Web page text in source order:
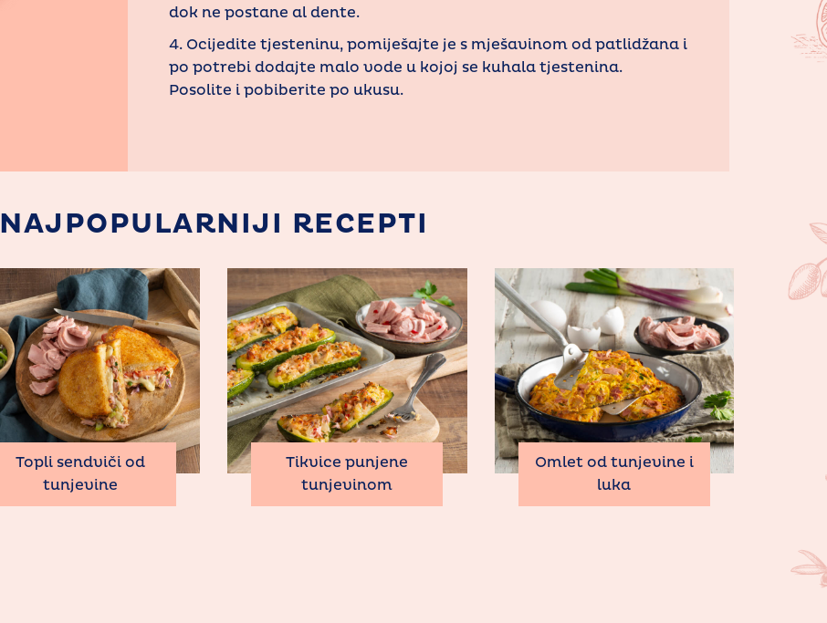
dok ne postane al dente.
4. Ocijedite tjesteninu, pomiješajte je s mješavinom od patlidžana i
po potrebi dodajte malo vode u kojoj se kuhala tjestenina.
Posolite i pobiberite po ukusu.
NAJPOPULARNIJI RECEPTI
Topli sendviči od
tunjevine
Tikvice punjene
tunjevinom
Omlet od tunjevine i
luka